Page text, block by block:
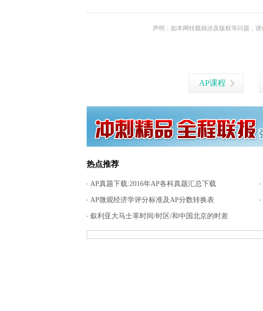
声明：如本网转载稿涉及版权等问题，请
AP课程
热点推荐
AP真题下载:2016年AP各科真题汇总下载
AP微观经济学评分标准及AP分数转换表
叙利亚大马士革时间/时区/和中国北京的时差